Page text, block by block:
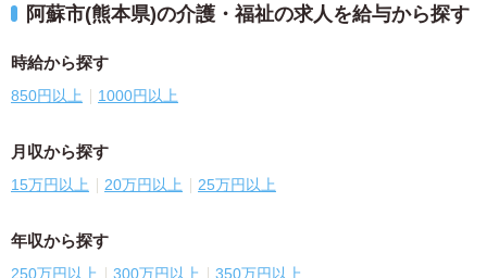
阿蘇市(熊本県)の介護・福祉の求人を給与から探す
時給から探す
850円以上 1000円以上
月収から探す
15万円以上 20万円以上 25万円以上
年収から探す
250万円以上 300万円以上 350万円以上